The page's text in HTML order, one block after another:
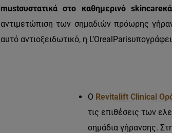
mustσυστατικά στο καθημερινό skincare
αντιμετώπιση των σημαδιών πρόωρης
αυτό αντιοξειδωτικό, η L’OrealParis
Ο Revitalift Clinical
τις επιθέσεις των
σημάδια γήρανσης.